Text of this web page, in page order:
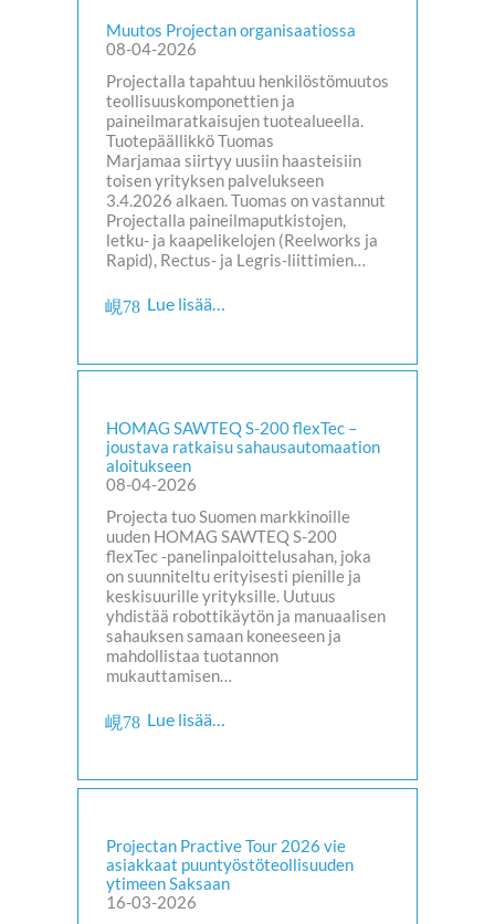
Muutos Projectan organisaatiossa
08-04-2026
Projectalla tapahtuu henkilöstömuutos
teollisuuskomponettien ja
paineilmaratkaisujen tuotealueella.
Tuotepäällikkö Tuomas
Marjamaa siirtyy uusiin haasteisiin
toisen yrityksen palvelukseen
3.4.2026 alkaen. Tuomas on vastannut
Projectalla paineilmaputkistojen,
letku- ja kaapelikelojen (Reelworks ja
Rapid), Rectus- ja Legris-liittimien…
Lue lisää…
HOMAG SAWTEQ S-200 flexTec –
joustava ratkaisu sahausautomaation
aloitukseen
08-04-2026
Projecta tuo Suomen markkinoille
uuden HOMAG SAWTEQ S-200
flexTec -panelinpaloittelusahan, joka
on suunniteltu erityisesti pienille ja
keskisuurille yrityksille. Uutuus
yhdistää robottikäytön ja manuaalisen
sahauksen samaan koneeseen ja
mahdollistaa tuotannon
mukauttamisen…
Lue lisää…
Projectan Practive Tour 2026 vie
asiakkaat puuntyöstöteollisuuden
ytimeen Saksaan
16-03-2026